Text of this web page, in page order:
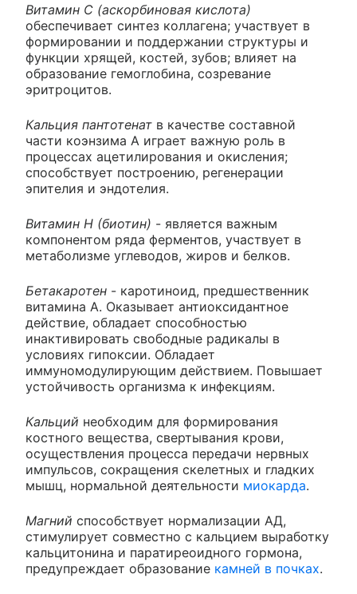
Витамин С (аскорбиновая кислота)
обеспечивает синтез коллагена; участвует в
формировании и поддержании структуры и
функции хрящей, костей, зубов; влияет на
образование гемоглобина, созревание
эритроцитов.
Кальция пантотенат в качестве составной
части коэнзима А играет важную роль в
процессах ацетилирования и окисления;
способствует построению, регенерации
эпителия и эндотелия.
Витамин H (биотин) - является важным
компонентом ряда ферментов, участвует в
метаболизме углеводов, жиров и белков.
Бетакаротен - каротиноид, предшественник
витамина А. Оказывает антиоксидантное
действие, обладает способностью
инактивировать свободные радикалы в
условиях гипоксии. Обладает
иммуномодулирующим действием. Повышает
устойчивость организма к инфекциям.
Кальций необходим для формирования
костного вещества, свертывания крови,
осуществления процесса передачи нервных
импульсов, сокращения скелетных и гладких
мышц, нормальной деятельности миокарда.
Магний способствует нормализации АД,
стимулирует совместно с кальцием выработку
кальцитонина и паратиреоидного гормона,
предупреждает образование камней в почках.